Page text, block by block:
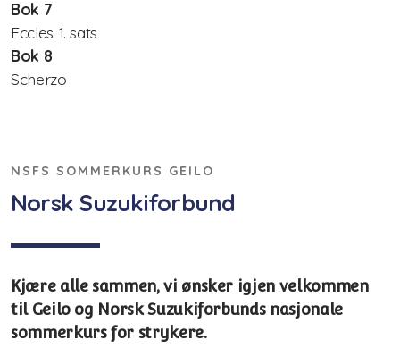
Bok 7
Eccles 1. sats
Bok 8
Scherzo
NSFS SOMMERKURS GEILO
Norsk Suzukiforbund
Kjære alle sammen, vi ønsker igjen velkommen
til Geilo og Norsk Suzukiforbunds nasjonale
sommerkurs for strykere.
digitale verktøy